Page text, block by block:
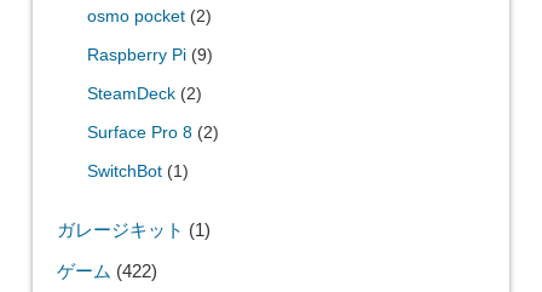
osmo pocket(2)
Raspberry Pi(9)
SteamDeck(2)
Surface Pro 8(2)
SwitchBot(1)
ガレージキット (1)
ゲーム (422)